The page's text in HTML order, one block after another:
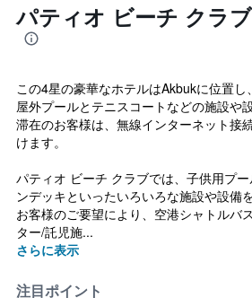
パティオ ビーチ クラ
この4星の豪華なホテルはAkbukに位置し
屋外プールとテニスコートなどの施設や
滞在のお客様は、無線インターネット接
けます。
パティオ ビーチ クラブでは、子供用プ
ンデッキといったいろいろな施設や設備
お客様のご要望により、空港シャトルバ
ター/託児施...
さらに表示
注目ポイント